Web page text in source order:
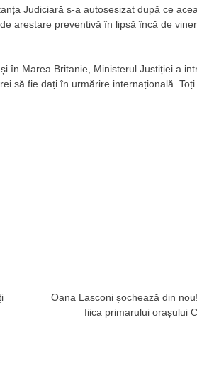
Judiciară s-a autosesizat după ce
arestare preventivă în lipsă încă de
în Marea Britanie, Ministerul Justiției a
să fie dați în urmărire internațională.
Oana Lasconi șochează din
fiica primarului orașului